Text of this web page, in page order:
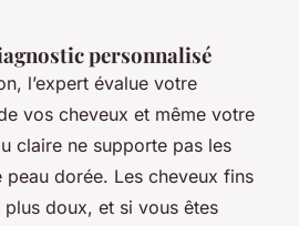
personnalisé
l’expert évalue votre
vos cheveux et même votre
claire ne supporte pas les
peau dorée. Les cheveux fins
doux, et si vous êtes